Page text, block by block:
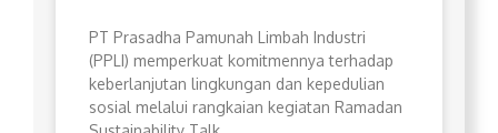
PT Prasadha Pamunah Limbah Industri
(PPLI) memperkuat komitmennya terhadap
keberlanjutan lingkungan dan kepedulian
sosial melalui rangkaian kegiatan Ramadan